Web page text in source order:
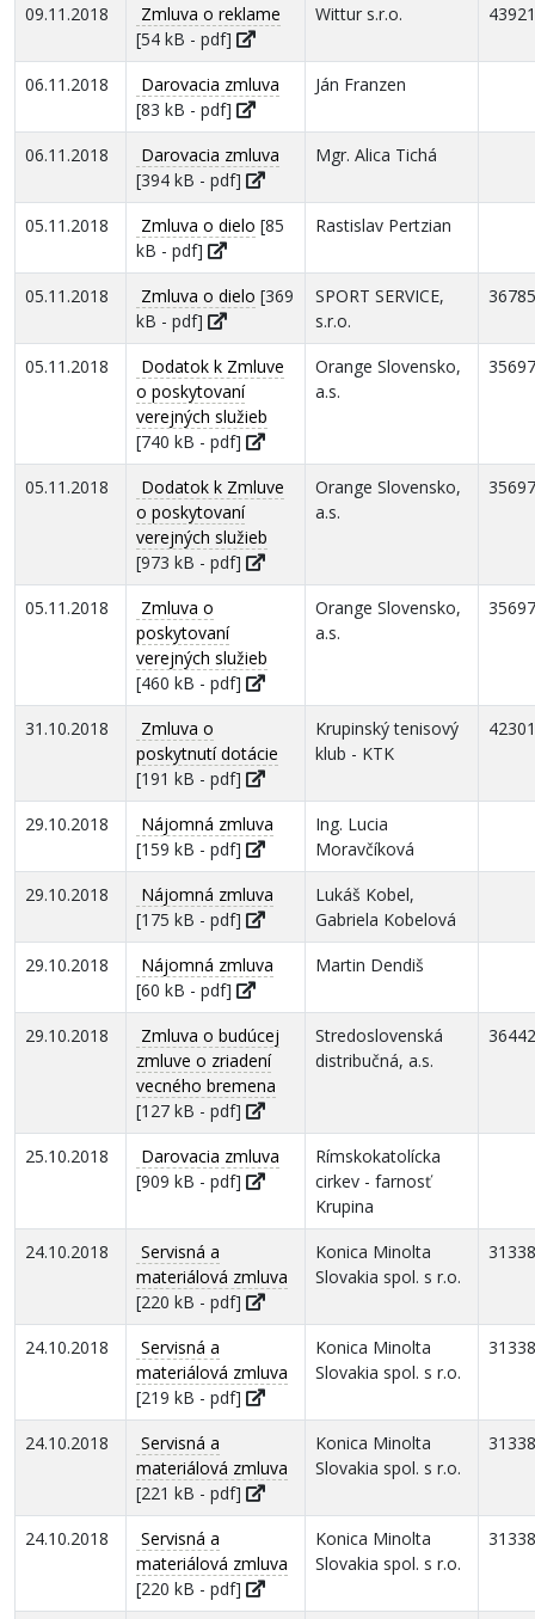
09.11.2018
Zmluva o reklame
[54 kB - pdf]
Wittur s.r.o.
06.11.2018
Darovacia zmluva
[83 kB - pdf]
Ján Franzen
06.11.2018
Darovacia zmluva
[394 kB - pdf]
Mgr. Alica Tichá
05.11.2018 Zmluva o dielo [85
kB - pdf]
Rastislav Pertzian
05.11.2018 Zmluva o dielo [369
kB - pdf]
SPORT SERVICE,
s.r.o.
05.11.2018
Dodatok k Zmluve
o poskytovaní
verejných služieb
[740 kB - pdf]
Orange Slovensko,
a.s.
05.11.2018
Dodatok k Zmluve
o poskytovaní
verejných služieb
[973 kB - pdf]
Orange Slovensko,
a.s.
05.11.2018
Zmluva o
poskytovaní
verejných služieb
[460 kB - pdf]
Orange Slovensko,
a.s.
31.10.2018
Zmluva o
poskytnutí dotácie
[191 kB - pdf]
Krupinský tenisový
klub - KTK
29.10.2018
Nájomná zmluva
[159 kB - pdf]
Ing. Lucia
Moravčíková
29.10.2018
Nájomná zmluva
[175 kB - pdf]
Lukáš Kobel,
Gabriela Kobelová
29.10.2018
Nájomná zmluva
[60 kB - pdf]
Martin Dendiš
29.10.2018
Zmluva o budúcej
zmluve o zriadení
vecného bremena
[127 kB - pdf]
Stredoslovenská
distribučná, a.s.
25.10.2018
Darovacia zmluva
[909 kB - pdf]
Rímskokatolícka
cirkev - farnosť
Krupina
24.10.2018
Servisná a
materiálová zmluva
[220 kB - pdf]
Konica Minolta
Slovakia spol. s r.o.
24.10.2018
Servisná a
materiálová zmluva
[219 kB - pdf]
Konica Minolta
Slovakia spol. s r.o.
24.10.2018
Servisná a
materiálová zmluva
[221 kB - pdf]
Konica Minolta
Slovakia spol. s r.o.
24.10.2018
Servisná a
materiálová zmluva
[220 kB - pdf]
Konica Minolta
Slovakia spol. s r.o.